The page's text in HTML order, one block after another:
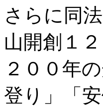
さらに同
山開創１
２００年
登り」「